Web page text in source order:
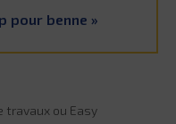
pour benne »